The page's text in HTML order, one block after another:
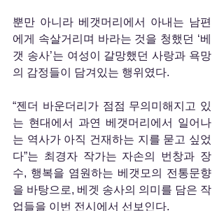
뿐만 아니라 베갯머리에서 아내는 남편
에게 속살거리며 바라는 것을 청했던 ‘베
갯 송사’는 여성이 갈망했던 사랑과 욕망
의 감정들이 담겨있는 행위였다.
“젠더 바운더리가 점점 무의미해지고 있
는 현대에서 과연 베갯머리에서 일어나
는 역사가 아직 건재하는 지를 묻고 싶었
다”는 최경자 작가는 자손의 번창과 장
수, 행복을 염원하는 베갯모의 전통문향
을 바탕으로, 베겟 송사의 의미를 담은 작
업들을 이번 전시에서 선보인다.